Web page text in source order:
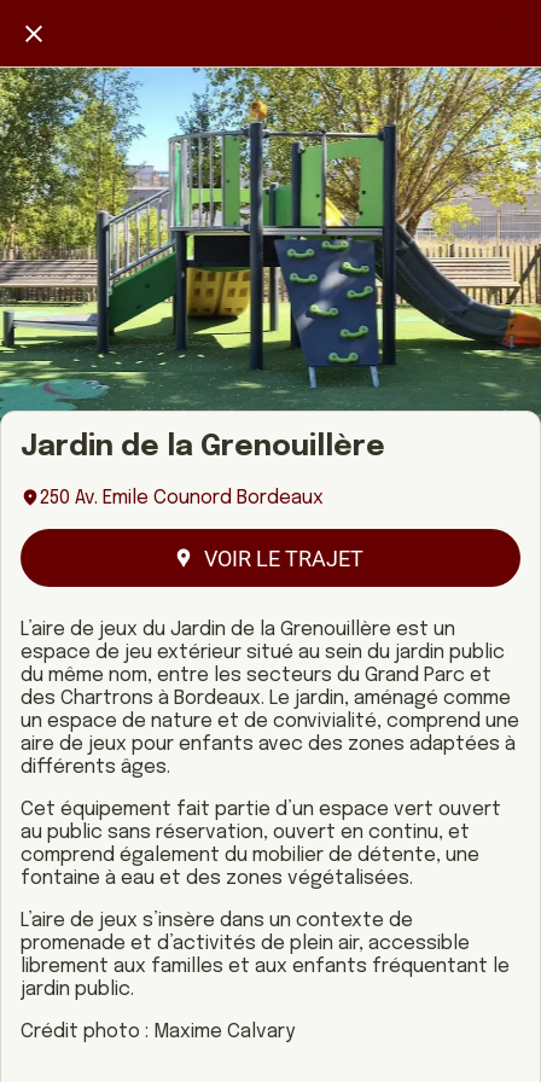
Jardin de la Grenouillère
250 Av. Emile Counord Bordeaux
VOIR LE TRAJET
L’aire de jeux du Jardin de la Grenouillère est un
espace de jeu extérieur situé au sein du jardin public
du même nom, entre les secteurs du Grand Parc et
des Chartrons à Bordeaux. Le jardin, aménagé comme
un espace de nature et de convivialité, comprend une
aire de jeux pour enfants avec des zones adaptées à
différents âges.
Cet équipement fait partie d’un espace vert ouvert
au public sans réservation, ouvert en continu, et
comprend également du mobilier de détente, une
fontaine à eau et des zones végétalisées.
L’aire de jeux s’insère dans un contexte de
promenade et d’activités de plein air, accessible
librement aux familles et aux enfants fréquentant le
jardin public.
Crédit photo : Maxime Calvary